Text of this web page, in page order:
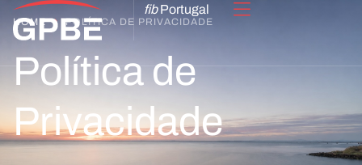
fibPortugal
Política de
Privacidade
HOME POLÍTICA DE PRIVACIDADE